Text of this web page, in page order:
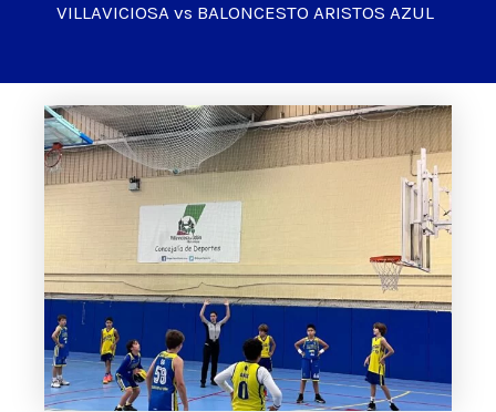
VILLAVICIOSA vs BALONCESTO ARISTOS AZUL